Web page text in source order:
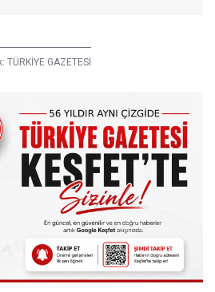
TÜRKİYE GAZETESİ